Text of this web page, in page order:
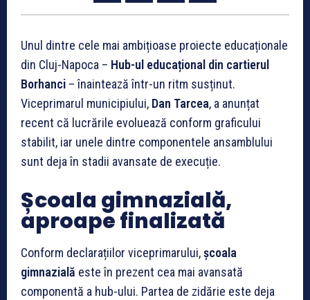
Unul dintre cele mai ambițioase proiecte educaționale
din Cluj-Napoca – Hub-ul educațional din cartierul
Borhanci – înaintează într-un ritm susținut.
Viceprimarul municipiului, Dan Tarcea, a anunțat
recent că lucrările evoluează conform graficului
stabilit, iar unele dintre componentele ansamblului
sunt deja în stadii avansate de execuție.
Școala gimnazială,
aproape finalizată
Conform declarațiilor viceprimarului,școala
gimnazială este în prezent cea mai avansată
componentă a hub-ului. Partea de zidărie este deja